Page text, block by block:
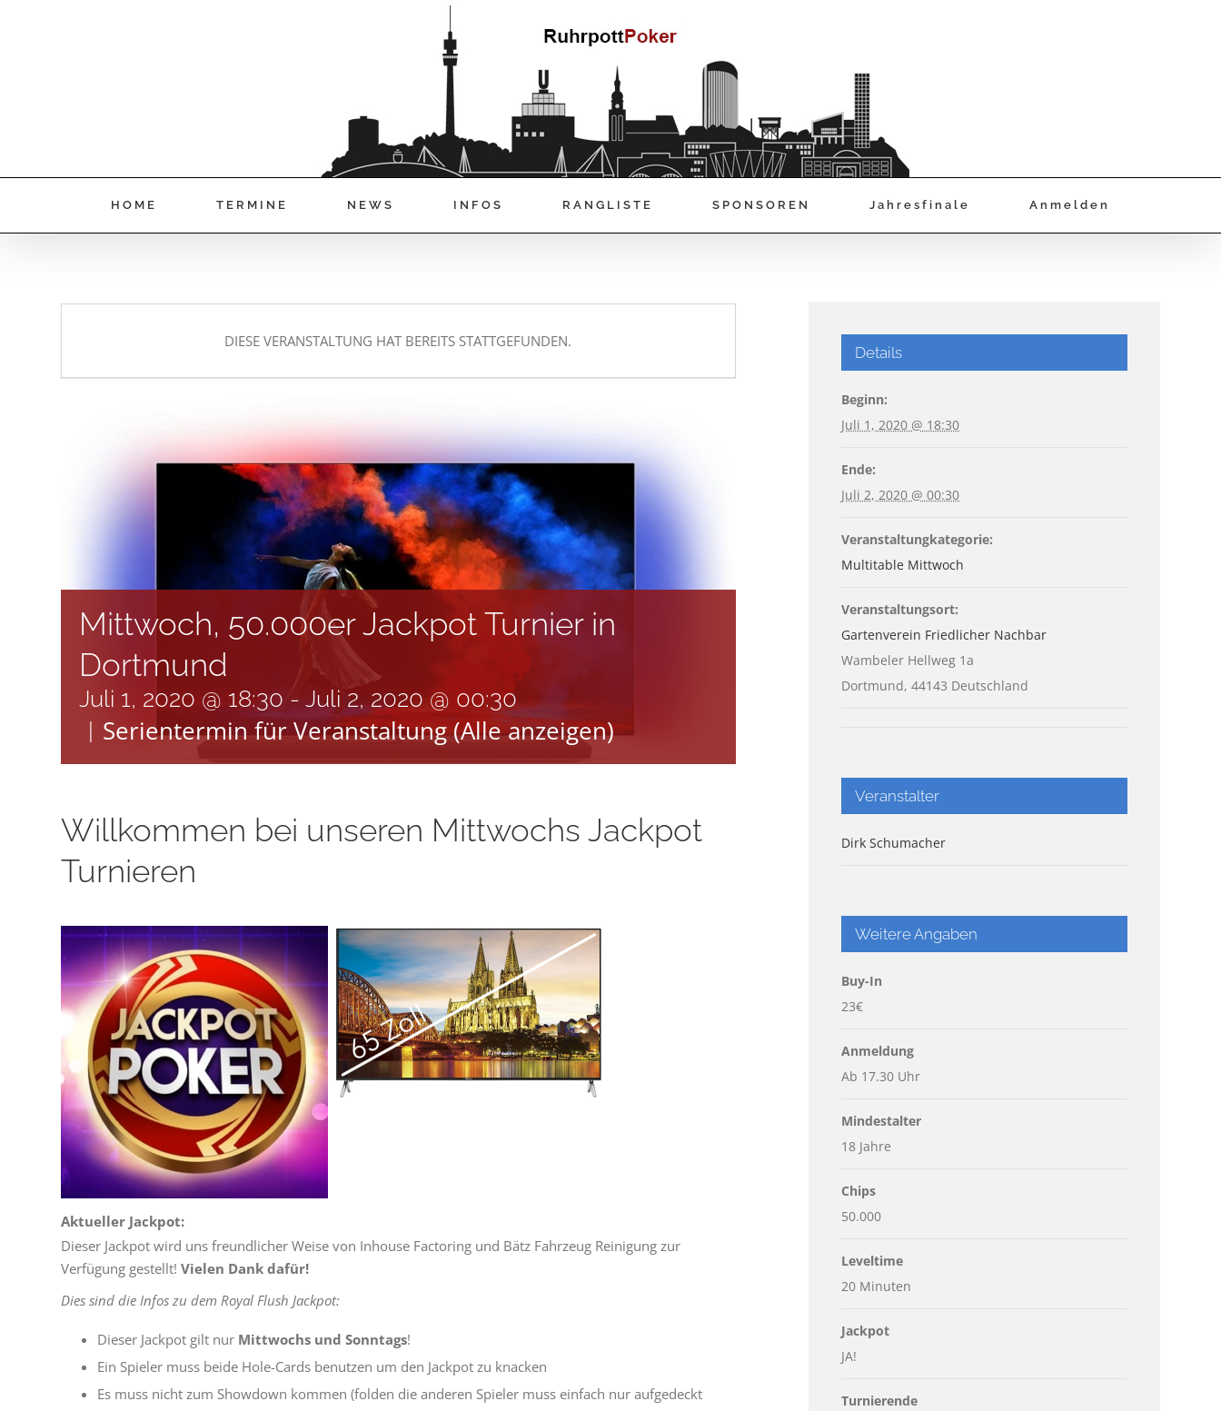
HOME TERMINE NEWS INFOS RANGLISTE SPONSOREN Jahresfinale Anmelden
DIESE VERANSTALTUNG HAT BEREITS STATTGEFUNDEN.
Mittwoch, 50.000er Jackpot Turnier in
Dortmund
Juli 1, 2020 @ 18:30 -Juli 2, 2020 @ 00:30
Serientermin für Veranstaltung(Alle anzeigen)
Willkommen bei unseren Mittwochs Jackpot
Turnieren
Aktueller Jackpot:
Dieser Jackpot wird uns freundlicher Weise von Inhouse Factoring und Bätz Fahrzeug Reinigung zur
Verfügung gestellt!Vielen Dank dafür!
Dies sind die Infos zu dem Royal Flush Jackpot:
Dieser Jackpot gilt nur Mittwochs und Sonntags!
Ein Spieler muss beide Hole-Cards benutzen um den Jackpot zu knacken
Es muss nicht zum Showdown kommen (folden die anderen Spieler muss einfach nur aufgedeckt
Details
Beginn:
Juli 1, 2020 @ 18:30
Ende:
Juli 2, 2020 @ 00:30
Veranstaltungkategorie:
Multitable Mittwoch
Veranstaltungsort:
Gartenverein Friedlicher Nachbar
Wambeler Hellweg 1a
Dortmund, 44143 Deutschland
Veranstalter
Dirk Schumacher
Weitere Angaben
Buy-In
23€
Anmeldung
Ab 17.30 Uhr
Mindestalter
18 Jahre
Chips
50.000
Leveltime
20 Minuten
Jackpot
JA!
Turnierende